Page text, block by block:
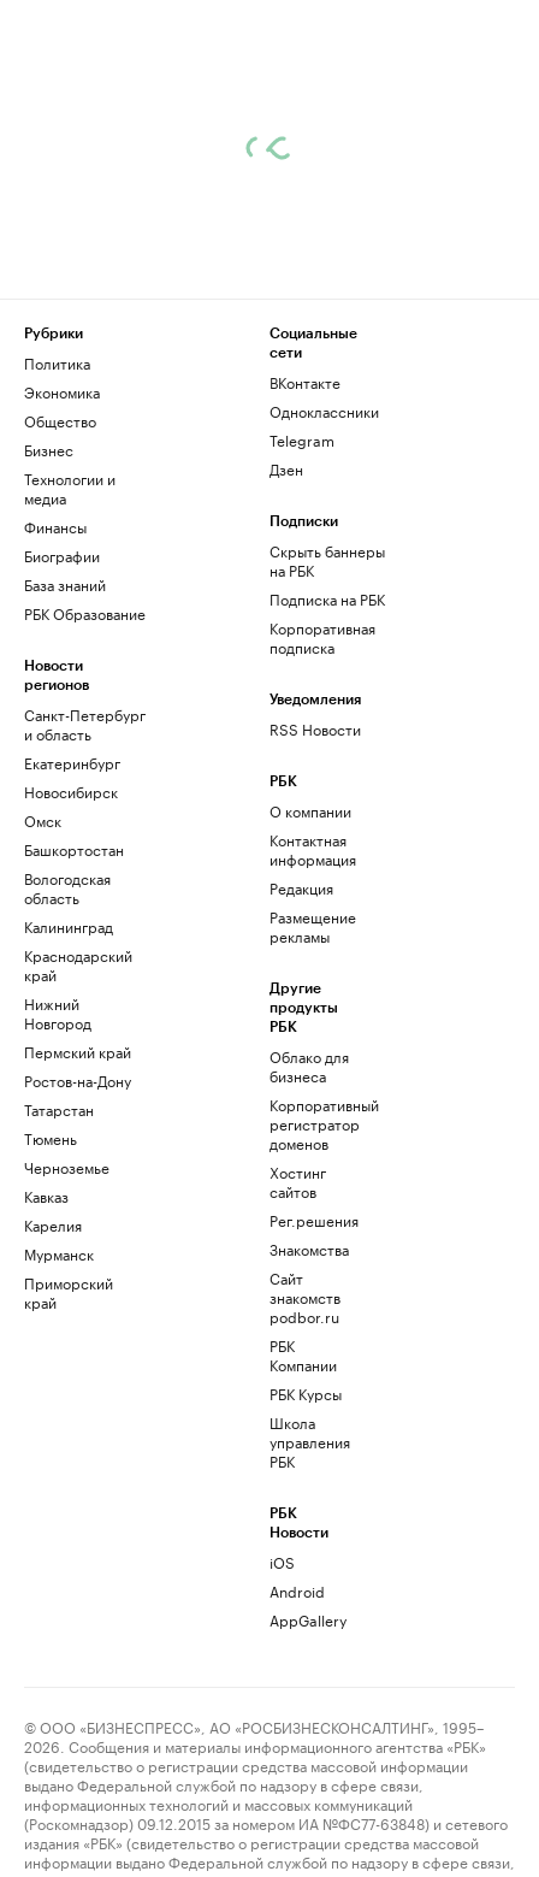
Рубрики
Политика
Экономика
Общество
Бизнес
Технологии и
медиа
Финансы
Биографии
База знаний
РБК Образование
Новости
регионов
Санкт-Петербург
и область
Екатеринбург
Новосибирск
Омск
Башкортостан
Вологодская
область
Калининград
Краснодарский
край
Нижний
Новгород
Пермский край
Ростов-на-Дону
Татарстан
Тюмень
Черноземье
Кавказ
Карелия
Мурманск
Приморский
край
Социальные
сети
ВКонтакте
Одноклассники
Telegram
Дзен
Подписки
Скрыть баннеры
на РБК
Подписка на РБК
Корпоративная
подписка
Уведомления
RSS Новости
РБК
О компании
Контактная
информация
Редакция
Размещение
рекламы
Другие
продукты
РБК
Облако для
бизнеса
Корпоративный
регистратор
доменов
Хостинг
сайтов
Рег.решения
Знакомства
Сайт
знакомств
podbor.ru
РБК
Компании
РБК Курсы
Школа
управления
РБК
РБК
Новости
iOS
Android
AppGallery
© ООО «БИЗНЕСПРЕСС», АО «РОСБИЗНЕСКОНСАЛТИНГ», 1995–
2026. Сообщения и материалы информационного агентства «РБК»
(свидетельство о регистрации средства массовой информации
выдано Федеральной службой по надзору в сфере связи,
информационных технологий и массовых коммуникаций
(Роскомнадзор) 09.12.2015 за номером ИА №ФС77-63848) и сетевого
издания «РБК» (свидетельство о регистрации средства массовой
информации выдано Федеральной службой по надзору в сфере связи,